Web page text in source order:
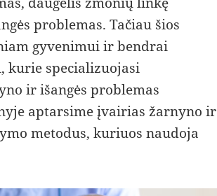
problemas. Tačiau šios
gyvenimui ir bendrai
kurie specializuojasi
ir išangės problemas
aptarsime įvairias žarnyno ir
metodus, kuriuos naudoja